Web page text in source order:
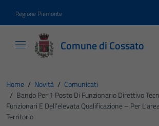
Regione Piemonte
Comune di Cossato
Home / Novità / Comunicati
/ Bando Per 1 Posto Di Funzionario Direttivo
Funzionari E Dell’elevata Qualificazione – Per
Territorio